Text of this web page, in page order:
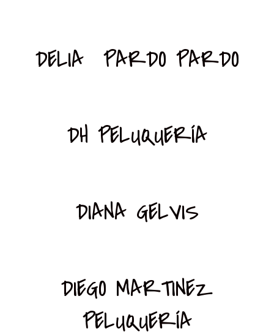
DELIA PARDO PARDO
DH PELUQUERÍA
DIANA GELVIS
DIEGO MARTINEZ
PELUQUERÍA